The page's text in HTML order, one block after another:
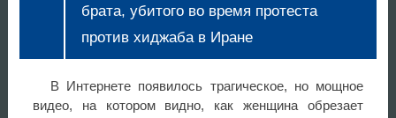
брата, убитого во время протеста
против хиджаба в Иране
В Интернете появилось трагическое, но мощное
видео, на котором видно, как женщина обрезает